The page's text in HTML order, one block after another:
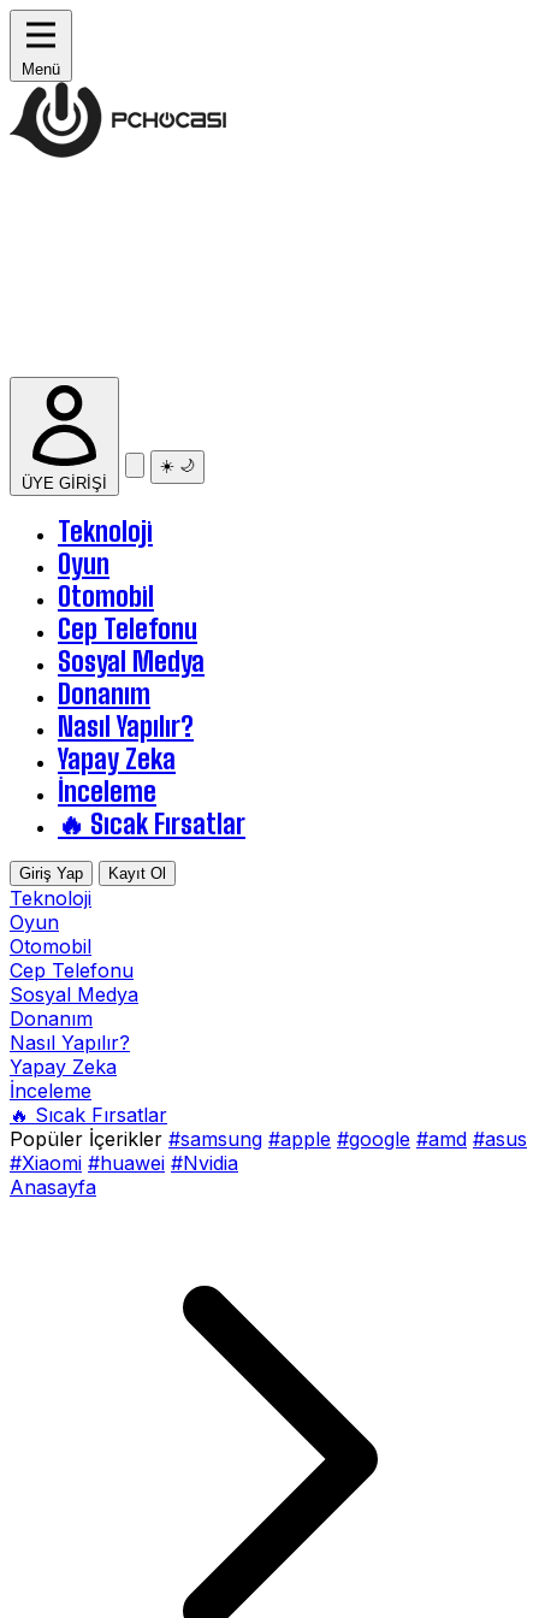
Menü
ÜYE GİRİŞİ
☀️ 🌙
Teknoloji
Oyun
Otomobil
Cep Telefonu
Sosyal Medya
Donanım
Nasıl Yapılır?
Yapay Zeka
İnceleme
🔥 Sıcak Fırsatlar
Giriş Yap Kayıt Ol
Teknoloji
Oyun
Otomobil
Cep Telefonu
Sosyal Medya
Donanım
Nasıl Yapılır?
Yapay Zeka
İnceleme
🔥 Sıcak Fırsatlar
Popüler İçerikler #samsung #apple #google #amd #asus
#Xiaomi #huawei #Nvidia
Anasayfa